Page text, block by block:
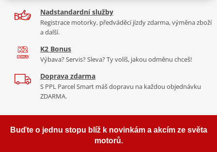
Zobrazit všechny produktyznačky PUIG
Nadstandardní služby
Registrace motorky, předváděcí jízdy zdarma, výměna zboží
a další.
K2 Bonus
Výbava? Servis? Sleva? Ty volíš, jakou odměnu chceš!
Doprava zdarma
S PPL Parcel Smart máš dopravu na každou objednávku
ZDARMA.
Buďte o jednu stopu blíž k novinkám a akcím ze světa
motorů.